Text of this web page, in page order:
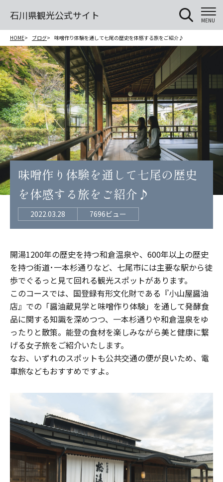
石川県観光公式サイト MENU
HOME ブログ 味噌作り体験を通して七尾の歴史を体感する旅をご紹介♪
味噌作り体験を通して七尾の歴史
を体感する旅をご紹介♪
2022.03.28 7696ビュー
開湯1200年の歴史を持つ和倉温泉や、600年以上の歴史
を持つ街道･一本杉通りなど、七尾市には主要な駅から徒
歩でぐるっと見て回れる観光スポットがあります。
このコースでは、国登録有形⽂化財である『⼩⼭屋醤油
店』での「醤油蔵⾒学と味噌作り体験」を通して発酵⾷
品に関する知識を深めつつ、一本杉通りや和倉温泉をゆ
ったりと散策。能登の⾷材を楽しみながら美と健康に繋
げる⼥⼦旅をご紹介いたします。
なお、いずれのスポットも公共交通の便が良いため、電
車旅などもおすすめですよ。